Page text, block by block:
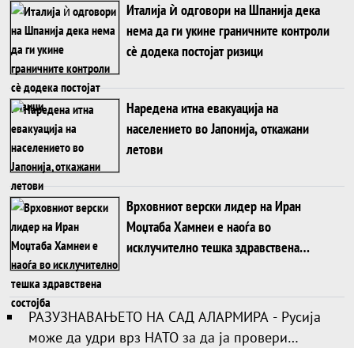
Италија ѝ одговори на Шпанија дека
нема да ги укине граничните контроли
сè додека постојат ризици
Наредена итна евакуација на
населението во Јапонија, откажани
летови
Врховниот верски лидер на Иран
Моџтаба Хамнеи е наоѓа во
исклучително тешка здравствена
РАЗУЗНАВАЊЕТО НА САД АЛАРМИРА - Русија
може да удри врз НАТО за да ја провери